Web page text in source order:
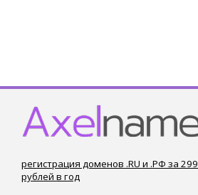
регистрация доменов .RU и .РФ за 299
рублей в год